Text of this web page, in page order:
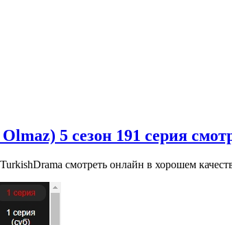
5 сезон 191 серия
смотреть онлайн в хорошем